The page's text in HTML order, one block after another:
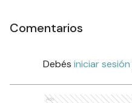
Comentarios
Debés iniciar sesión
Ads